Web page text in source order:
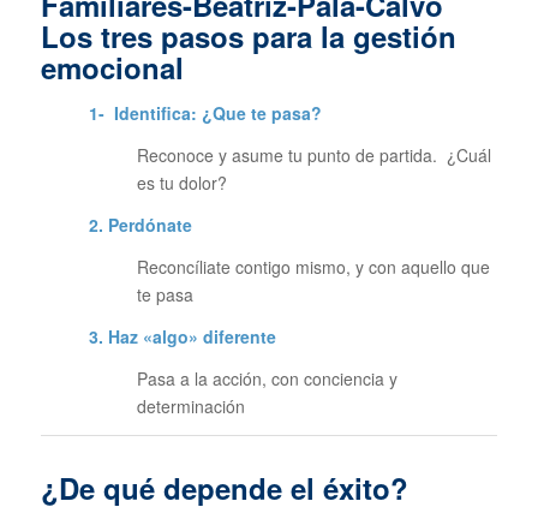
Los tres pasos para la gestión
emocional
1- Identifica: ¿Que te pasa?
Reconoce y asume tu punto de partida. ¿Cuál
es tu dolor?
2. Perdónate
Reconcíliate contigo mismo, y con aquello que
te pasa
3. Haz «algo» diferente
Pasa a la acción, con conciencia y
determinación
¿De qué depende el éxito?